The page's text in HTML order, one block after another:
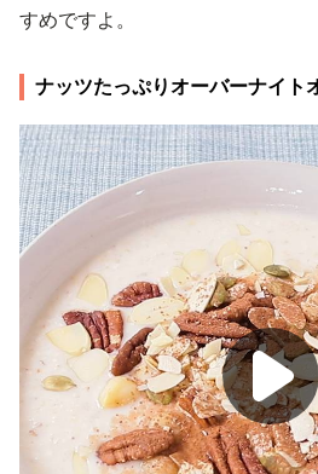
すめですよ。
ナッツたっぷりオーバーナイト